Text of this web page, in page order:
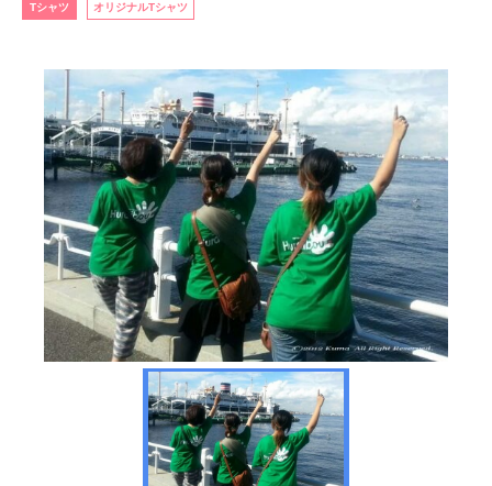
Tシャツ オリジナルTシャツ